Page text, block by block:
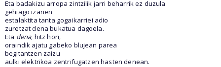
Eta badakizu arropa zintzilik jarri beharrik ez duzula
gehiago izanen
estalaktita tanta gogaikarriei adio
zuretzat dena bukatua dagoela.
Eta dena, hitz hori,
oraindik ajatu gabeko blujean parea
begitantzen zaizu
aulki elektrikoa zentrifugatzen hasten denean.